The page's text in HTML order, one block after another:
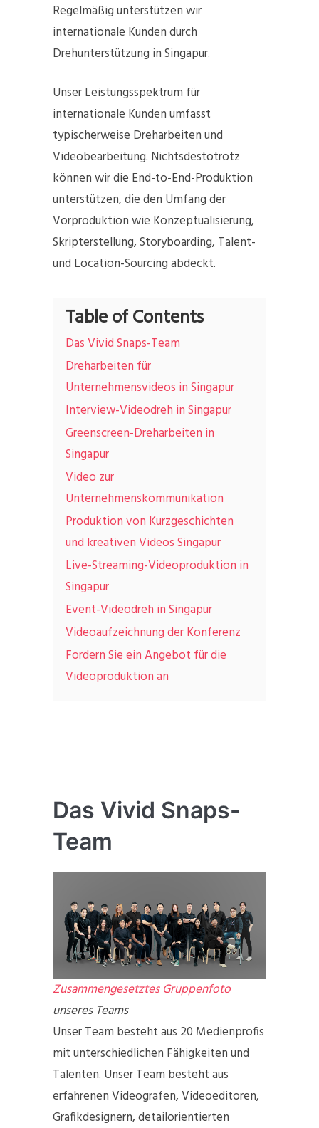
Regelmäßig unterstützen wir
internationale Kunden durch
Drehunterstützung in Singapur.
Unser Leistungsspektrum für
internationale Kunden umfasst
typischerweise Dreharbeiten und
Videobearbeitung. Nichtsdestotrotz
können wir die End-to-End-Produktion
unterstützen, die den Umfang der
Vorproduktion wie Konzeptualisierung,
Skripterstellung, Storyboarding, Talent-
und Location-Sourcing abdeckt.
Table of Contents
Das Vivid Snaps-Team
Dreharbeiten für
Unternehmensvideos in Singapur
Interview-Videodreh in Singapur
Greenscreen-Dreharbeiten in
Singapur
Video zur
Unternehmenskommunikation
Produktion von Kurzgeschichten
und kreativen Videos Singapur
Live-Streaming-Videoproduktion in
Singapur
Event-Videodreh in Singapur
Videoaufzeichnung der Konferenz
Fordern Sie ein Angebot für die
Videoproduktion an
Das Vivid Snaps-
Team
Zusammengesetztes Gruppenfoto
unseres Teams
Unser Team besteht aus 20 Medienprofis
mit unterschiedlichen Fähigkeiten und
Talenten. Unser Team besteht aus
erfahrenen Videografen, Videoeditoren,
Grafikdesignern, detailorientierten